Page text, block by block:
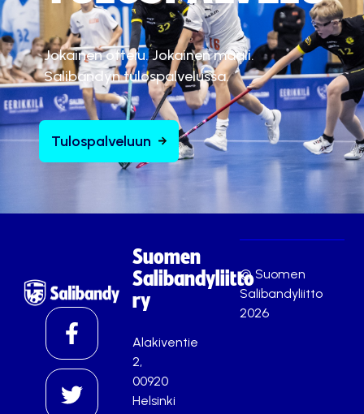
Jokainen ottelu. Jokainen maali.
Salibandyn tulospalvelussa.
Tulospalveluun
Suomen
Salibandyliitto
ry
Alakiventie
2,
00920
Helsinki
© Suomen
Salibandyliitto
2026